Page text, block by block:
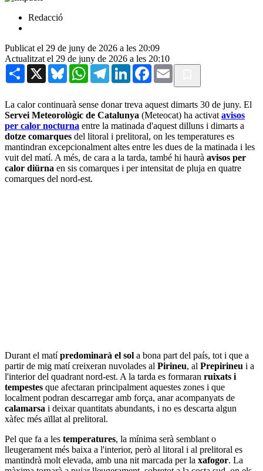
Redacció
Publicat el 29 de juny de 2026 a les 20:09
Actualitzat el 29 de juny de 2026 a les 20:10
Share X BlueskyWhatsAppTelegramLinkedInFacebook
Email
La calor continuarà sense donar treva aquest dimarts 30 de juny. El
Servei Meteorològic de Catalunya (Meteocat) ha activat avisos
per calor nocturna entre la matinada d'aquest dilluns i dimarts a
dotze comarques del litoral i prelitoral, on les temperatures es
mantindran excepcionalment altes entre les dues de la matinada i les
vuit del matí. A més, de cara a la tarda, també hi haurà avisos per
calor diürna en sis comarques i per intensitat de pluja en quatre
comarques del nord-est.
Durant el matípredominarà el sol a bona part del país, tot i que a
partir de mig matí creixeran nuvolades al Pirineu, al Prepirineu i a
l'interior del quadrant nord-est. A la tarda es formaran ruixats i
tempestes que afectaran principalment aquestes zones i que
localment podran descarregar amb força, anar acompanyats de
calamarsa i deixar quantitats abundants, i no es descarta algun
xàfec més aïllat al prelitoral.
Pel que fa a les temperatures, la mínima serà semblant o
lleugerament més baixa a l'interior, però al litoral i al prelitoral es
mantindrà molt elevada, amb una nit marcada per la xafogor. La